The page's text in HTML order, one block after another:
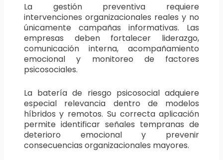
La gestión preventiva requiere
intervenciones organizacionales reales y no
únicamente campañas informativas. Las
empresas deben fortalecer liderazgo,
comunicación interna, acompañamiento
emocional y monitoreo de factores
psicosociales.
La batería de riesgo psicosocial adquiere
especial relevancia dentro de modelos
híbridos y remotos. Su correcta aplicación
permite identificar señales tempranas de
deterioro emocional y prevenir
consecuencias organizacionales mayores.